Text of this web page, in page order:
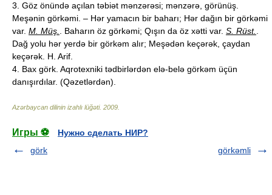
3. Göz önündə açılan təbiət mənzərəsi; mənzərə, görünüş.
Meşənin görkəmi. – Hər yamacın bir baharı; Hər dağın bir görkəmi
var. M. Müş. . Baharın öz görkəmi; Qışın da öz xətti var. S. Rüst.
Dağ yolu hər yerdə bir görkəm alır; Meşədən keçərək, çaydan
keçərək. H. Arif.
4. Bax görk. Aqrotexniki tədbirlərdən elə-belə görkəm üçün
danışırdılar. (Qəzetlərdən).
Azərbaycan dilinin izahlı lüğəti. 2009
Игры ⚽
Нужно сделать НИР?
görk
görkəmli